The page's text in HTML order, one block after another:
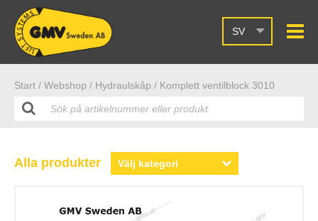
SV
Start / Webshop / Hydraulskåp / Komplett ventilblock 3010
Alla produkter